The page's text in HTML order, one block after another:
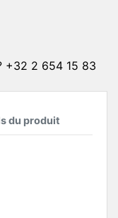
+32 2 654 15 83
du produit